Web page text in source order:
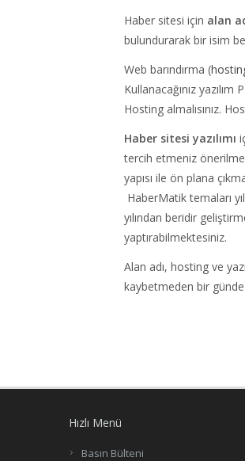
Haber sitesi için alan
bulundurarak bir isim
Web barındırma (
Kullanacağınız
Hosting almalısınız.
Haber sitesi yazılımı
tercih etmeniz
yapısı ile ön plana
HaberMatik temaları
yılından beridir
yaptırabilmektesiniz.
Alan adı, hosting ve
kaybetmeden bir
Hızlı Menü
Basın Bülteni